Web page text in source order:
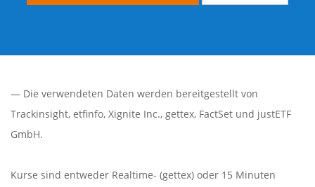
— Die verwendeten Daten werden bereitgestellt von
Trackinsight, etfinfo, Xignite Inc., gettex, FactSet und justETF
GmbH.
Kurse sind entweder Realtime- (gettex) oder 15 Minuten